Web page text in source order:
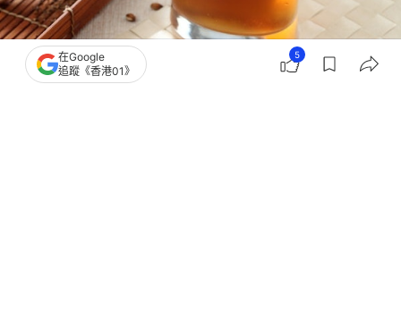
撰文：聯合新聞網
在Google
追蹤《香港01》
5